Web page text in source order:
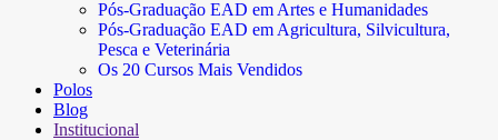
Pós-Graduação EAD em Artes e Humanidades
Pós-Graduação EAD em Agricultura, Silvicultura,
Pesca e Veterinária
Os 20 Cursos Mais Vendidos
Polos
Blog
Institucional